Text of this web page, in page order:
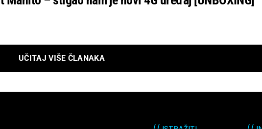
UČITAJ VIŠE ČLANAKA